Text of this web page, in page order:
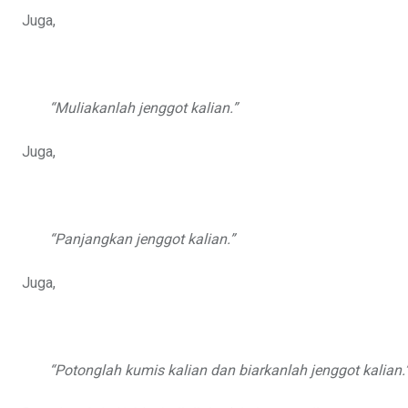
Juga,
“Muliakanlah jenggot kalian.”
Juga,
“Panjangkan jenggot kalian.”
Juga,
“Potonglah kumis kalian dan biarkanlah jenggot